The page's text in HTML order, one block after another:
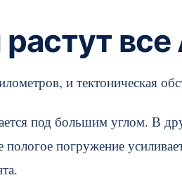
и тектоническая
под большим углом. В
погружение